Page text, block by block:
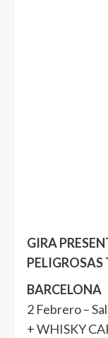
GIRA
PELIGROSAS
BARCELONA
2 Febrero –
+ WHISKY